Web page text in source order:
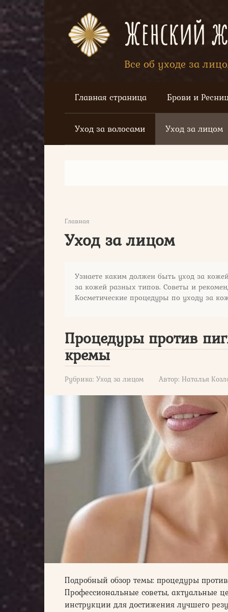
Перейти
к
контенту
Женский
Все об уходе за
Главная страница Брови и
Уход за волосами Уход за лицом
Главная
Уход за лицом
Узнаете каким должен быть уход за
за кожей разных типов. Советы и
Косметические процедуры по уходу за
Процедуры против
кремы
Рубрика: Уход за лицом Автор: Наталья
Подробный обзор темы: процедуры
Профессиональные советы, актуальные
инструкции для достижения лучшего